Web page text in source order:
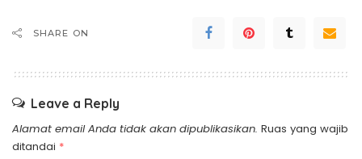
SHARE ON
Leave a Reply
Alamat email Anda tidak akan dipublikasikan. Ruas yang wajib
ditandai *